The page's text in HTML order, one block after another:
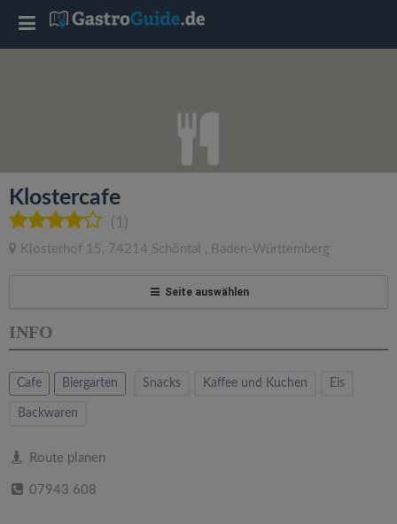
Klostercafe
(1)
Klosterhof 15 , 74214 Schöntal , Baden-Württemberg
Seite auswählen
INFO
Cafe Biergarten Snacks Kaffee und Kuchen Eis
Backwaren
Route planen
07943 608
T
l
e
a
v
g